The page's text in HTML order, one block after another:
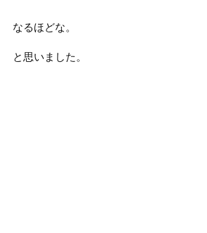
なるほどな。
と思いました。